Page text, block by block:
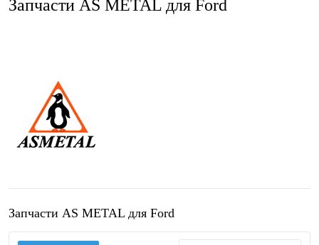
Запчасти AS METAL для Ford
Запчасти AS METAL для Ford